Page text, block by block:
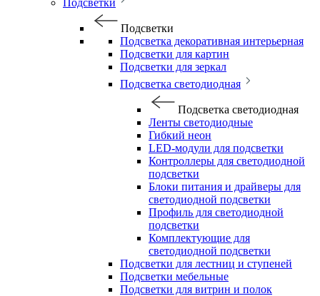
Подсветки
Подсветки
Подсветка декоративная интерьерная
Подсветки для картин
Подсветки для зеркал
Подсветка светодиодная
Подсветка светодиодная
Ленты светодиодные
Гибкий неон
LED-модули для подсветки
Контроллеры для светодиодной
подсветки
Блоки питания и драйверы для
светодиодной подсветки
Профиль для светодиодной
подсветки
Комплектующие для
светодиодной подсветки
Подсветки для лестниц и ступеней
Подсветки мебельные
Подсветки для витрин и полок